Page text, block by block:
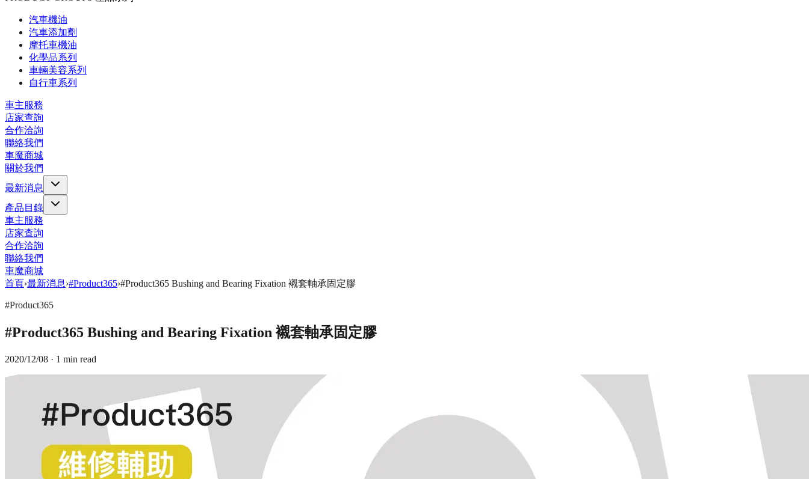
汽車機油
汽車添加劑
摩托車機油
化學品系列
車輛美容系列
自行車系列
車主服務
店家查詢
合作洽詢
聯絡我們
車魔商城
關於我們
最新消息
產品目錄
車主服務
店家查詢
合作洽詢
聯絡我們
車魔商城
首頁›最新消息›#Product365›#Product365 Bushing and Bearing Fixation 襯套軸承固定膠
#Product365
#Product365 Bushing and Bearing Fixation 襯套軸承固定膠
2020/12/08 · 1 min read